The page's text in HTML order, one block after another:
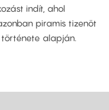
indít, ahol
piramis tizenöt
története alapján.